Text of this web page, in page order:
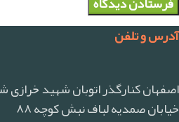
آدرس و تلفن
اصفهان کنارگذر اتوبان شهید
خیابان صمدیه لباف نبش کوچه ۸۸